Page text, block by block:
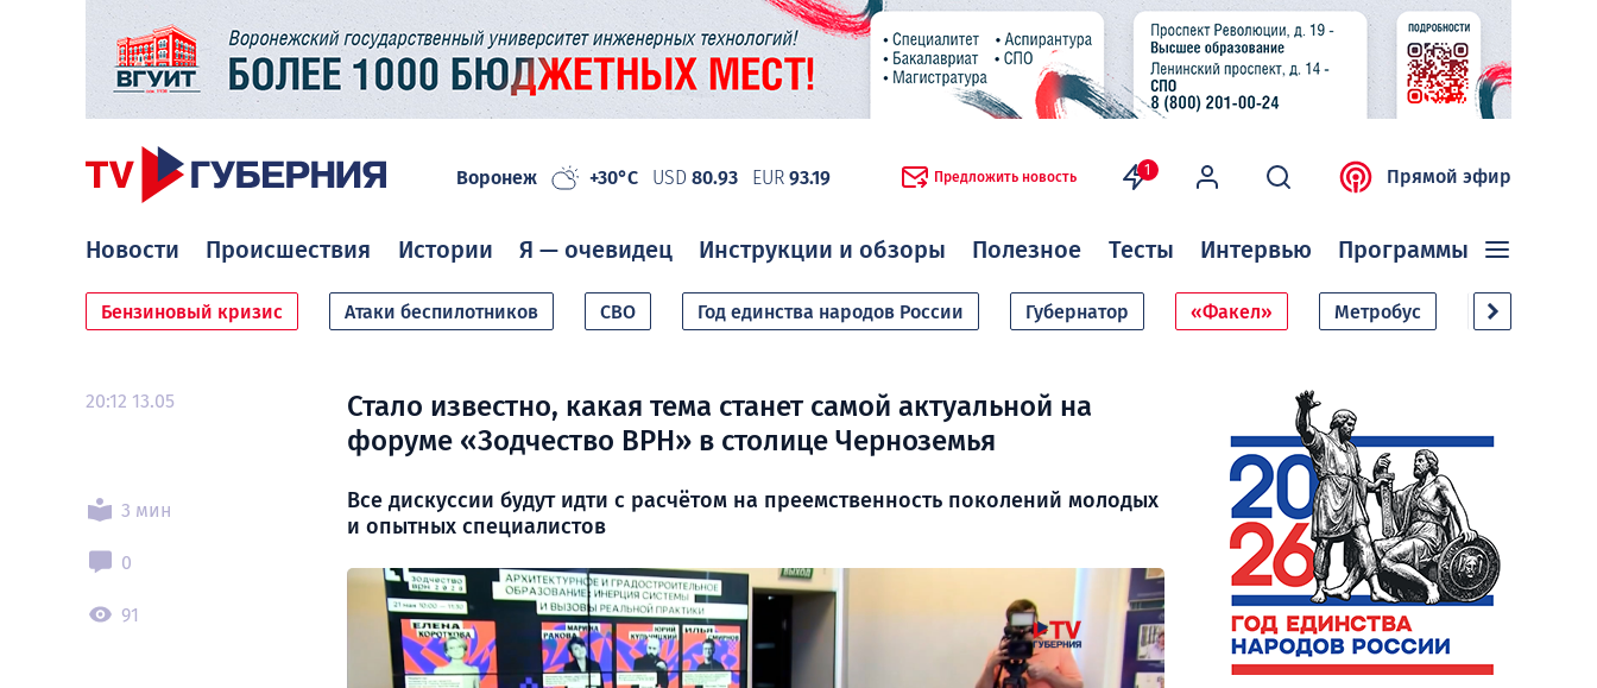
Воронеж +30°C USD 80.93 EUR 93.19 Предложить новость 1 Прямой эфир
Новости Происшествия Истории Я — очевидец Инструкции и обзоры Полезное Тесты Интервью Программы
Бензиновый кризис Атаки беспилотников СВО Год единства народов России Губернатор «Факел» Метробус Дачный
20:12 13.05
3 мин
0
91
Стало известно, какая тема станет самой актуальной на
форуме «Зодчество ВРН» в столице Черноземья
Все дискуссии будут идти с расчётом на преемственность поколений молодых
и опытных специалистов